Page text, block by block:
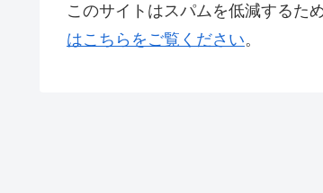
このサイトはスパムを低減するた
はこちらをご覧ください。